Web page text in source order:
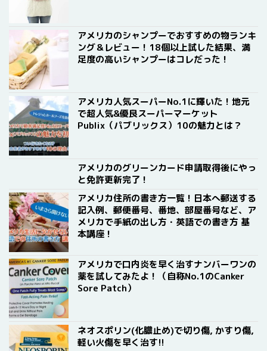
アメリカのシャンプーでおすすめの物ランキ
ング＆レビュー！18個以上試した結果、満
足度の高いシャンプーはコレだった！
アメリカ人気スーパーNo.1に輝いた！地元
で超人気&優良スーパーマーケット
Publix（パブリックス）10の魅力とは？
アメリカのグリーンカード申請取得後にやっ
と免許更新完了！
アメリカ住所の書き方一覧！日本へ郵送する
記入例、郵便番号、番地、部屋番号など、ア
メリカで手紙の出し方・英語での書き方 基
本講座！
アメリカで口内炎を早く治すナンバーワンの
薬を試してみたよ！（自称No.1のCanker
Sore Patch）
ネオスポリン(化膿止め)で切り傷, かすり傷,
軽い火傷を早く治す!!